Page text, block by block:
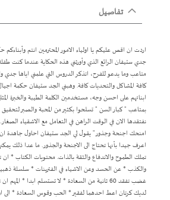
تفاصيل
اردت ان اقص عليكم يا اولياء الامور المحترمين انتم
جدي ستيفان الرائع الذي وأورثني هذه الحكاية عندما كنت
متاعب وما يدعو للفرح، اتذكر الدروس التي علمني اياها جدي
كافة المشاكل والتحديات كافة. وهبني الجد ستيفان حكمة
ابنائهم على احسن وجه، مستخدمين الكلمة الطيبة والخبرة
بمتاعب " كبار السن " تسلحوا بكثير من المحبة والصبر
نفتقدها الان في الوقت الراهن في التعامل مع الاشقياء
امنحك اجنحة وجذور" يقول لي الجد ستيفان احاول جاهدة ان
اعرف جيدا بأنها تحتاج الى الاجنحة والجذور. ما عدا ذلك
تملك الطموح والاندفاع والثقة بالذات. محتويات الكتاب *
والكذب * عن الحسد وعن الاشياء في الفترينات * سلسلة
غضب تفقد 60 ثانية من السعادة * لا تستسلم ابدا *
لديك كرتان اعط احدهما لفقير * الحب وقوس السعادة * الى